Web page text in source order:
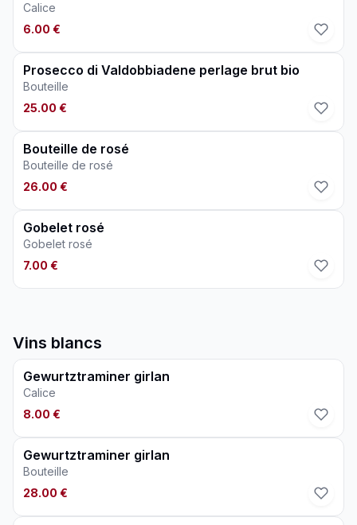
Calice
6.00 €
Prosecco di Valdobbiadene perlage brut bio
Bouteille
25.00 €
Bouteille de rosé
Bouteille de rosé
26.00 €
Gobelet rosé
Gobelet rosé
7.00 €
Vins blancs
Gewurtztraminer girlan
Calice
8.00 €
Gewurtztraminer girlan
Bouteille
28.00 €